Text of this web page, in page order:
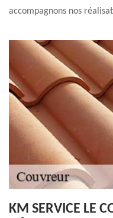
accompagnons nos
KM SERVICE LE